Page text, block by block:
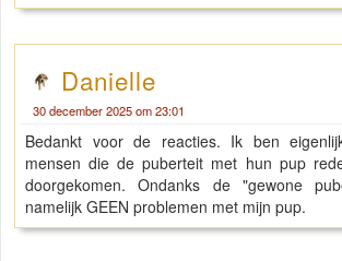
Danielle
30 december 2025 om 23:01
Bedankt voor de reacties. Ik ben
mensen die de puberteit met hun pup
doorgekomen. Ondanks de "gewone
namelijk GEEN problemen met mijn pup.